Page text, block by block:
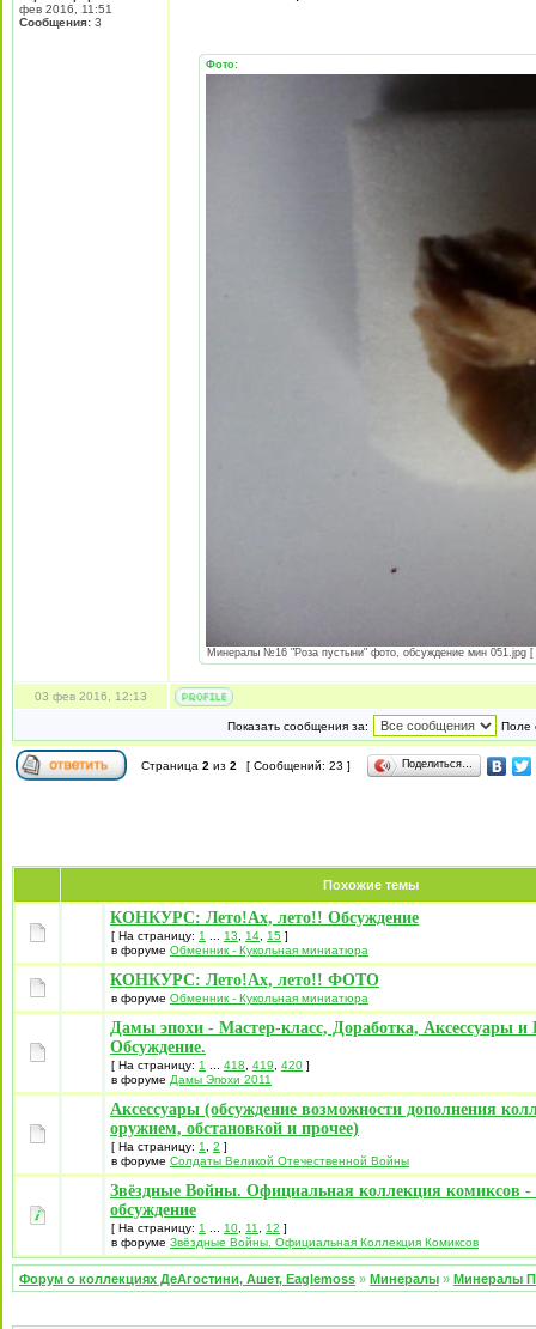
фев 2016, 11:51
Сообщения: 3
Фото:
Минералы №16 "Роза пустыни" фото, обсуждение мин 051.jpg
03 фев 2016, 12:13
Показать сообщения за: Поле
Страница 2 из 2 [ Сообщений: 23 ] Поделиться…
Похожие темы
КОНКУРС: Лето!Ах, лето!! Обсуждение
[ На страницу: 1 13 14 15 ]
в форуме Обменник - Кукольная миниатюра
КОНКУРС: Лето!Ах, лето!! ФОТО
в форуме Обменник - Кукольная миниатюра
Дамы эпохи - Мастер-класс, Доработка, Аксессуары и
Обсуждение.
[ На страницу: 1 418 419 420 ]
в форуме Дамы Эпохи 2011
Аксессуары (обсуждение возможности дополнения
оружием, обстановкой и прочее)
[ На страницу: 1 2 ]
в форуме Солдаты Великой Отечественной Войны
Звёздные Войны. Официальная коллекция комиксов
обсуждение
[ На страницу: 1 10 11 12 ]
в форуме Звёздные Войны. Официальная Коллекция Комиксов
Форум о коллекциях ДеАгостини, Ашет, Eaglemoss » Минералы » Минералы